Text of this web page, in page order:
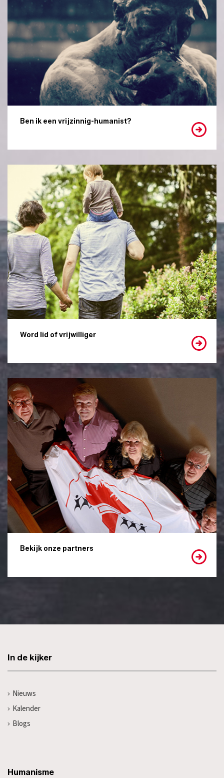
Ben ik een vrijzinnig-humanist?
Word lid of vrijwilliger
Bekijk onze partners
In de kijker
Nieuws
Kalender
Blogs
Humanisme